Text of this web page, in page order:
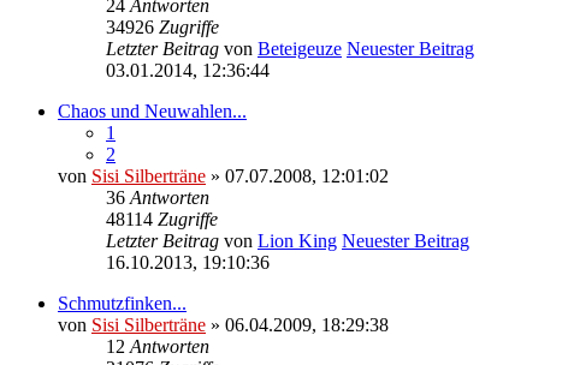
24 Antworten
34926 Zugriffe
Letzter Beitrag von Beteigeuze Neuester Beitrag
03.01.2014, 12:36:44
Chaos und Neuwahlen...
1
2
von Sisi Silberträne » 07.07.2008, 12:01:02
36 Antworten
48114 Zugriffe
Letzter Beitrag von Lion King Neuester Beitrag
16.10.2013, 19:10:36
Schmutzfinken...
von Sisi Silberträne » 06.04.2009, 18:29:38
12 Antworten